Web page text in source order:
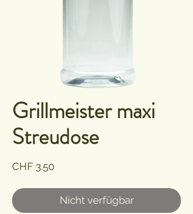
Grillmeister maxi
Streudose
CHF 3.50Preis
Nicht verfügbar